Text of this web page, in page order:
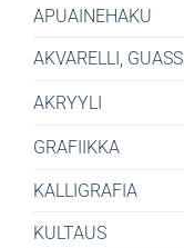
APUAINEHAKU
AKVARELLI, GUASSI
AKRYYLI
GRAFIIKKA
KALLIGRAFIA
KULTAUS